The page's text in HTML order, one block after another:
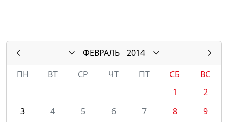
ФЕВРАЛЬ
2014
ПН
ВТ СР ЧТ ПТ СБ
ВС
1
2
3
4 5 6 7 8
9